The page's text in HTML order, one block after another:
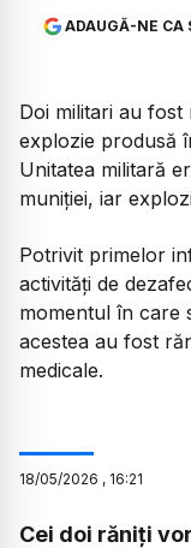
ADAUGĂ-NE CA
Doi militari au fost
explozie produsă
Unitatea militară
muniției, iar
Potrivit primelor
activități de
momentul în care
acestea au fost
medicale.
18/05/2026 , 16:21
Cei doi răniți